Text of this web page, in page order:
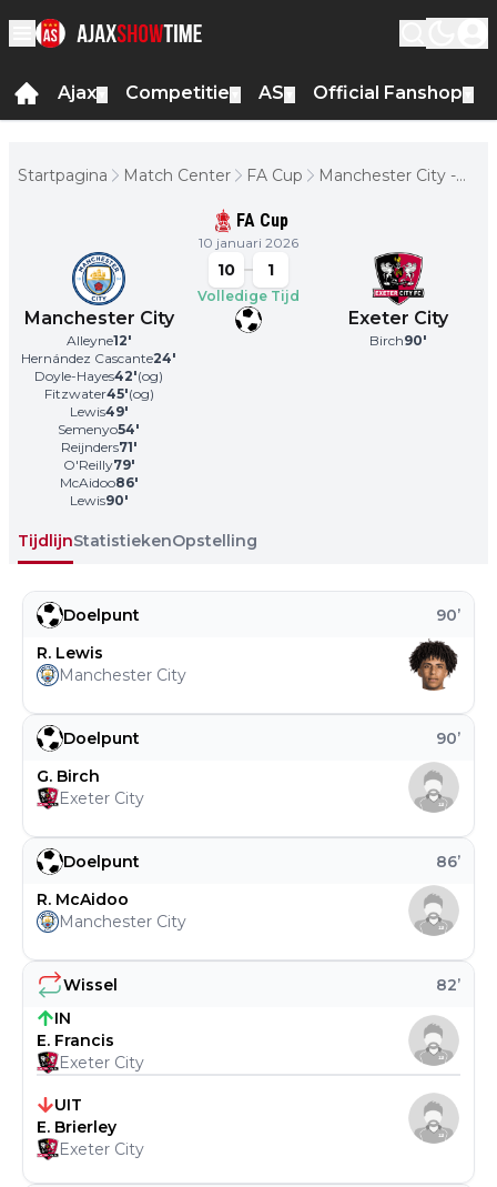
Ajax Competitie AS Official Fanshop
Startpagina Match Center FA Cup
Manchester City -
FA Cup
10 januari 2026
Manchester City
Alleyne12'
Hernández Cascante24'
Doyle-Hayes42'(og)
Fitzwater45'(og)
Lewis49'
Semenyo54'
Reijnders71'
O'Reilly79'
McAidoo86'
Lewis90'
10 1
Volledige Tijd
Exeter City
Birch90'
TijdlijnStatistiekenOpstelling
Wissel 82’
IN
E. Francis
Exeter City
UIT
E. Brierley
Exeter City
Doelpunt 86’
R. McAidoo
Manchester City
Doelpunt 90’
G. Birch
Exeter City
Doelpunt 90’
R. Lewis
Manchester City